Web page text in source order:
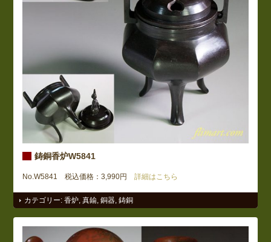
鋳銅香炉W5841
No.W5841 税込価格：3,990円 詳細はこちら
カテゴリー:香炉 ,真鍮 ,銅器 ,鋳銅